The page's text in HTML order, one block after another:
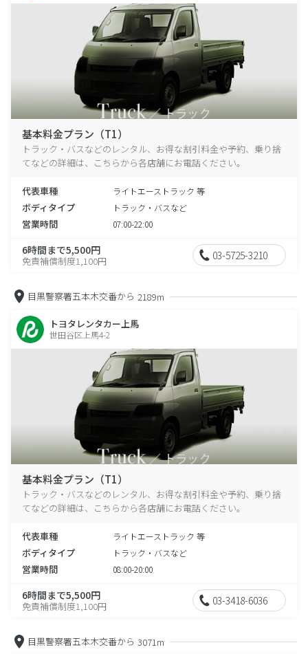
基本料金プラン（T1）
トラック・バスなどのレンタル、お得な割引料金や予約、乗り捨
てなどの詳細は、こちらから各店舗にお電話ください。
代表車種 ライトエーストラック 等
ボディタイプ トラック・バスなど
営業時間 07:00-22:00
6時間まで5,500円
免責補償制度1,100円 03-5725-3210
目黒警察署五本木交番から 2189m
トヨタレンタカー上馬
世田谷区上馬4-2
基本料金プラン（T1）
トラック・バスなどのレンタル、お得な割引料金や予約、乗り捨
てなどの詳細は、こちらから各店舗にお電話ください。
代表車種 ライトエーストラック 等
ボディタイプ トラック・バスなど
営業時間 08:00-20:00
6時間まで5,500円
免責補償制度1,100円 03-3418-6036
目黒警察署五本木交番から 3071m